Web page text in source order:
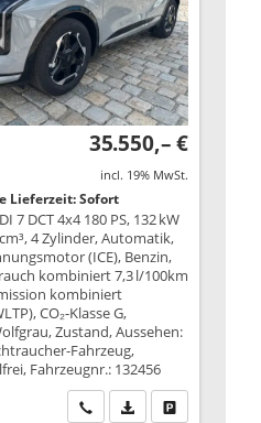
35.550,– €
incl. 19% MwSt.
Lieferzeit: Sofort
7 DCT 4x4 180 PS, 132 kW
cm³, 4 Zylinder, Automatik,
(ICE), Benzin,
kombiniert 7,3 l/100km
kombiniert
CO₂-Klasse G,
Zustand, Aussehen:
Fahrzeug,
Fahrzeugnr.: 132456
Wir rufen Sie an
PDF-Datei,Drucken,